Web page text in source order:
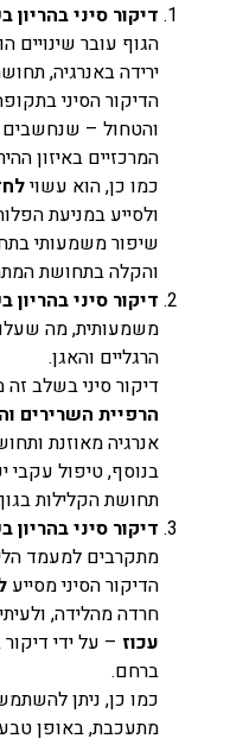
דיקור סיני
הגוף עובר שינויים
ירידה באנרגיה,
הדיקור הסיני
והטחול – שנחשבים
המרכזיים באיזון
כמו כן, הוא עשוי
ולסייע במניעת
שיפור משמעותי
והקלה בתחושת
דיקור סיני
משמעותית, מה
הרגליים והאגן.
דיקור סיני בשלב
הרפיית השרירים
אנרגיה מאוזנת
בנוסף, טיפול עקבי
תחושת הקלילות
דיקור סיני
מתקרבים למעמד
הדיקור הסיני מסייע
חרדה מהלידה,
עכוז – על ידי
ברחם.
כמו כן, ניתן
מתעכבת, באופן